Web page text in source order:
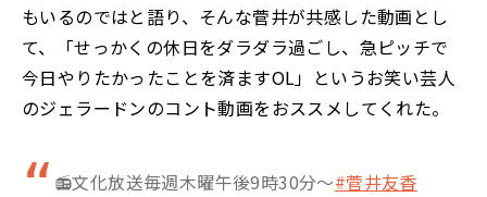
もいるのではと語り、そんな菅井が共感した動画とし
て、「せっかくの休日をダラダラ過ごし、急ピッチで
今日やりたかったことを済ますOL」というお笑い芸人
のジェラードンのコント動画をおススメしてくれた。
📻文化放送毎週木曜午後9時30分〜#菅井友香